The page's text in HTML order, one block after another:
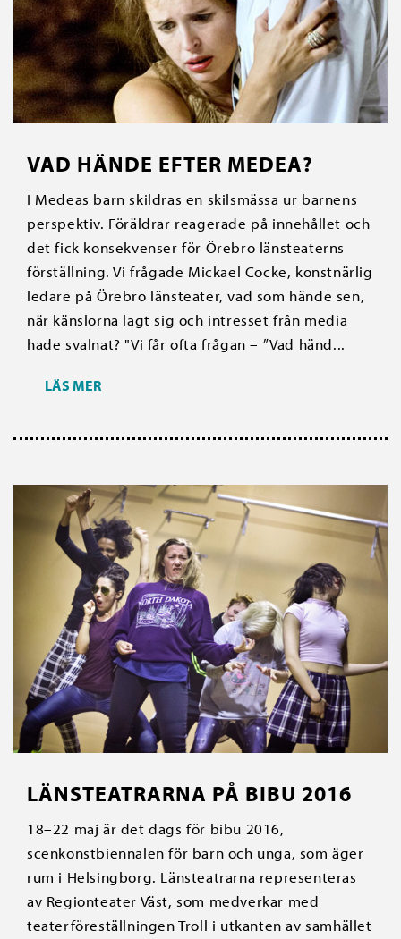
VAD HÄNDE EFTER MEDEA?
I Medeas barn skildras en skilsmässa ur barnens
perspektiv. Föräldrar reagerade på innehållet och
det fick konsekvenser för Örebro länsteaterns
förställning. Vi frågade Mickael Cocke, konstnärlig
ledare på Örebro länsteater, vad som hände sen,
när känslorna lagt sig och intresset från media
hade svalnat? "Vi får ofta frågan – ”Vad händ...
LÄS MER
LÄNSTEATRARNA PÅ BIBU 2016
18–22 maj är det dags för bibu 2016,
scenkonstbiennalen för barn och unga, som äger
rum i Helsingborg. Länsteatrarna representeras
av Regionteater Väst, som medverkar med
teaterföreställningen Troll i utkanten av samhället